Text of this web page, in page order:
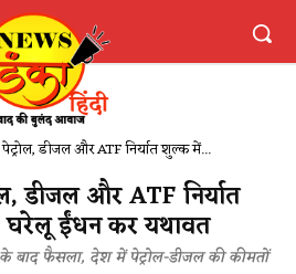
डीजल और ATF निर्यात शुल्क में...
डीजल और ATF निर्यात
ईंधन कर यथावत
के बाद फैसला, देश में पेट्रोल-डीजल की कीमतों